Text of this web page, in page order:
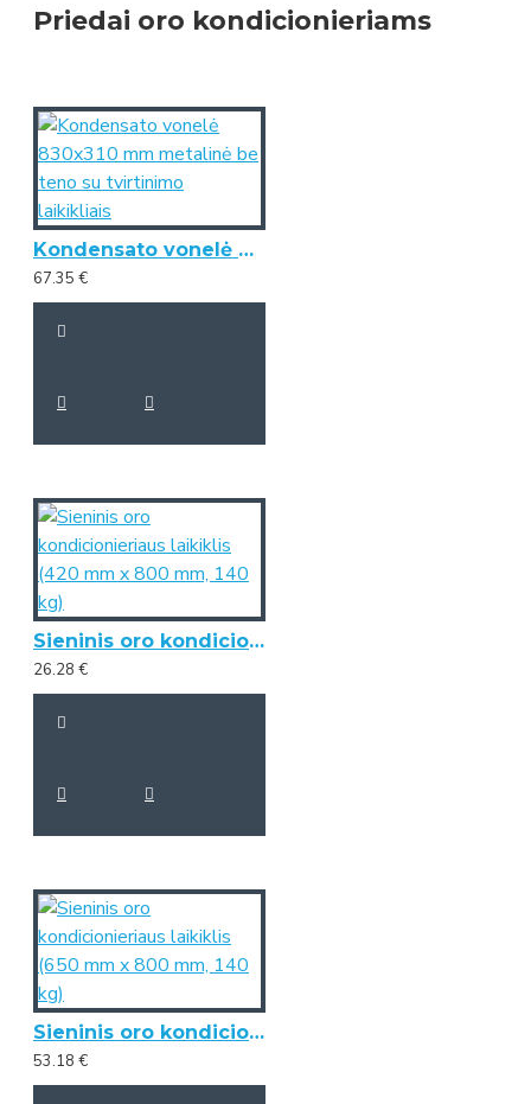
Priedai oro kondicionieriams
Kondensato vonelė 830x310 mm metalinė be teno su tvirtinimo laikikliais
67.35 €
Sieninis oro kondicionieriaus laikiklis (420 mm x 800 mm, 140 kg)
26.28 €
Sieninis oro kondicionieriaus laikiklis (650 mm x 800 mm, 140 kg)
53.18 €